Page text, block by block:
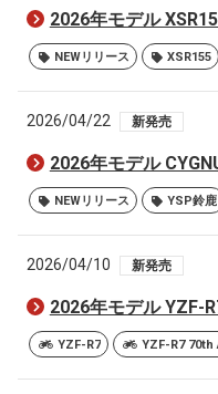
2026年モデル
NEWリリース XSR155
2026/04/22 新発売
2026年モデル
NEWリリース YSP鈴鹿
2026/04/10 新発売
2026年モデル YZF-
YZF-R7